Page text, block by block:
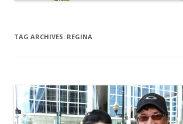
TAG ARCHIVES: REGINA